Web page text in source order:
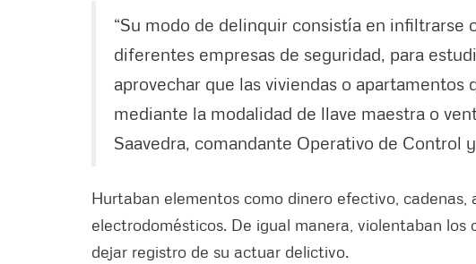
“Su modo de delinquir consistía en infiltrarse
diferentes empresas de seguridad, para
aprovechar que las viviendas o apartamentos
mediante la modalidad de llave maestra o
Saavedra, comandante Operativo de Control
Hurtaban elementos como dinero efectivo, cadenas,
electrodomésticos. De igual manera, violentaban
dejar registro de su actuar delictivo.